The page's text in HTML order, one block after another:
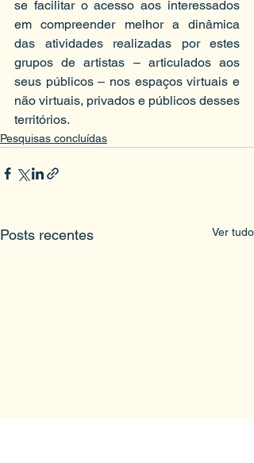
se facilitar o acesso aos interessados
em compreender melhor a dinâmica
das atividades realizadas por estes
grupos de artistas – articulados aos
seus públicos – nos espaços virtuais e
não virtuais, privados e públicos desses
territórios.
Pesquisas concluídas
Posts recentes Ver tudo